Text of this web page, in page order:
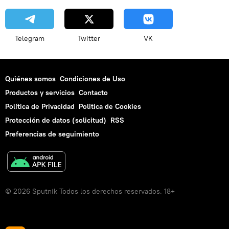
Telegram Twitter VK
Quiénes somos Condiciones de Uso
Productos y servicios Contacto
Política de Privacidad Politica de Cookies
Protección de datos (solicitud) RSS
Preferencias de seguimiento
© 2026 Sputnik Todos los derechos reservados. 18+